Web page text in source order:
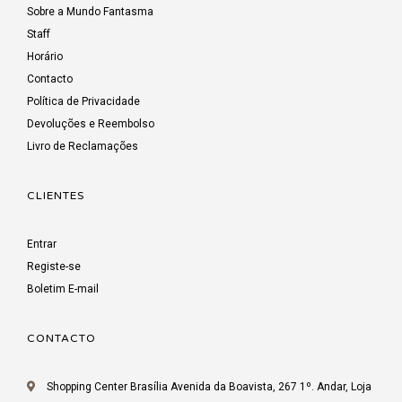
Sobre a Mundo Fantasma
Staff
Horário
Contacto
Política de Privacidade
Devoluções e Reembolso
Livro de Reclamações
CLIENTES
Entrar
Registe-se
Boletim E-mail
CONTACTO
Shopping Center Brasília Avenida da Boavista, 267 1º. Andar, Loja